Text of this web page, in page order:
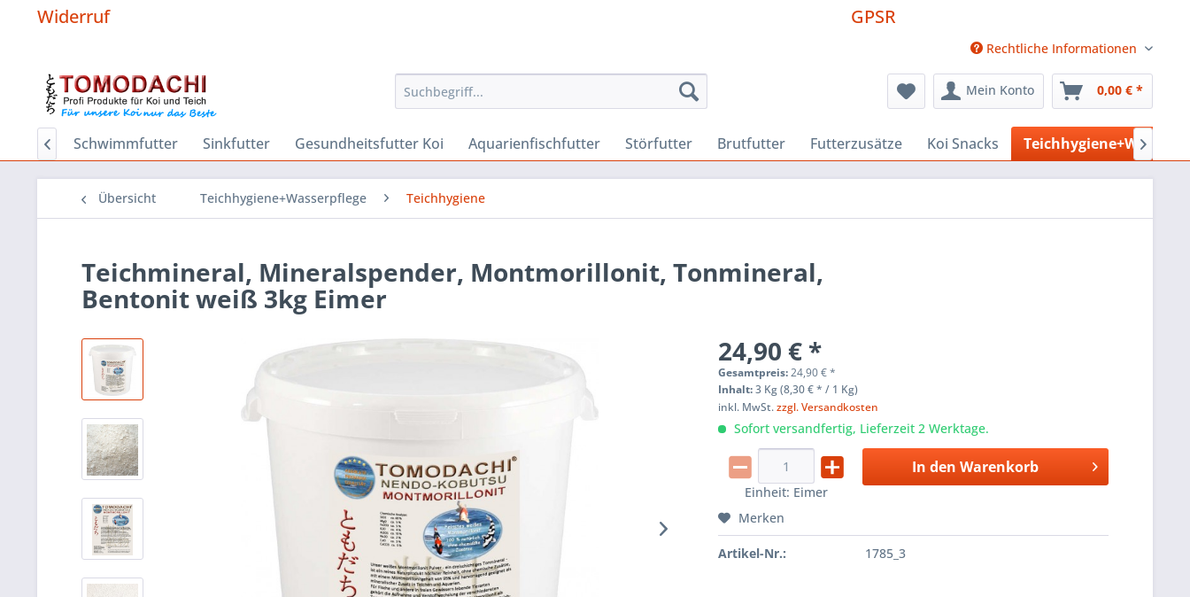
Widerruf GPSR
Rechtliche Informationen
Mein Konto 0,00 € *
Schwimmfutter Sinkfutter Gesundheitsfutter Koi Aquarienfischfutter Störfutter Brutfutter Futterzusätze Koi Snacks
 
Übersicht Teichhygiene+Wasserpflege Teichhygiene
Teichmineral, Mineralspender, Montmorillonit, Tonmineral,
Bentonit weiß 3kg Eimer
24,90 € *
Gesamtpreis:24,90€*
Inhalt:3 Kg (8,30 € * / 1 Kg)
inkl. MwSt.zzgl. Versandkosten
Sofort versandfertig, Lieferzeit 2 Werktage.
Einheit: Eimer
In den Warenkorb
Merken
Artikel-Nr.: 1785_3